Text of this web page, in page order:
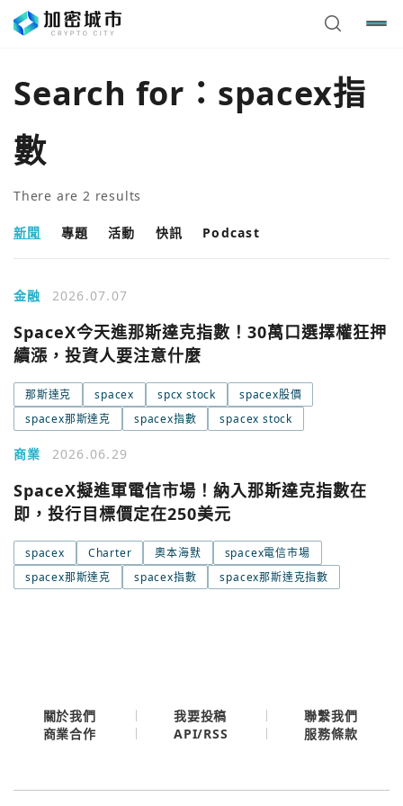
Search for： spacex指
數
There are 2 results
新聞 專題 活動 快訊 Podcast
金融 2026.07.07
SpaceX今天進那斯達克指數！30萬口選擇權狂押
續漲，投資人要注意什麼
那斯達克 spacex spcx stock
spacex股價
spacex那斯達克
spacex指數 spacex stock
商業 2026.06.29
SpaceX擬進軍電信市場！納入那斯達克指數在
即，投行目標價定在250美元
spacex Charter 奧本海默
spacex電信市場
spacex那斯達克
spacex指數 spacex那斯達克指數
今日熱門
使用以下帳號繼續
Apple
Email
您已閒置5分鐘，請點擊關閉按鈕或空白處，即可回到加密
城市
今日熱門
關閉
關於我們 我要投稿
聯繫我們
商業合作
API/RSS 服務條款